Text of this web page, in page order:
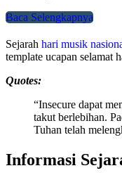
Baca Selengkapnya
Sejarah hari musik
template ucapan selamat
Quotes:
“Insecure dapat
takut berlebihan.
Tuhan telah
Informasi